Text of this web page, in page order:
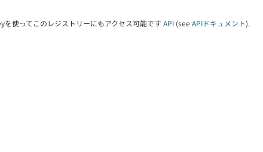
を使ってこのレジストリーにもアクセス可能です API (see APIドキュメント).